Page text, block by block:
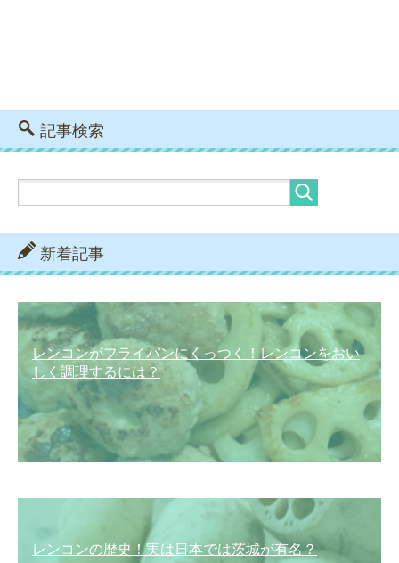
記事検索
新着記事
レンコンがフライパンにくっつく！レンコンをおい
しく調理するには？
レンコンの歴史！実は日本では茨城が有名？